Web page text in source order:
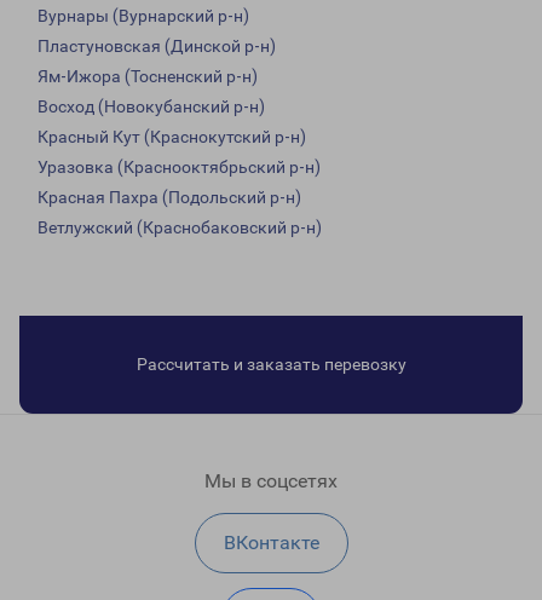
Вурнары (Вурнарский р-н)
Пластуновская (Динской р-н)
Ям-Ижора (Тосненский р-н)
Восход (Новокубанский р-н)
Красный Кут (Краснокутский р-н)
Уразовка (Краснооктябрьский р-н)
Красная Пахра (Подольский р-н)
Ветлужский (Краснобаковский р-н)
Рассчитать и заказать перевозку
Мы в соцсетях
ВКонтакте